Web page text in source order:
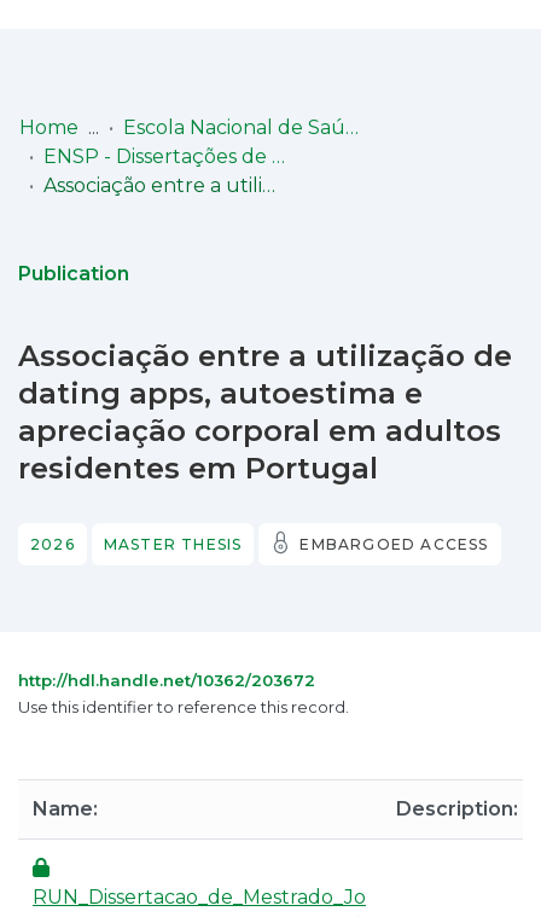
Communities
Statistics
Home
Escola Nacional de Saúde Pública (ENSP)
ENSP - Dissertações de Mestrado em Saúde Pública
Associação entre a utilização de dating apps, autoestima e apreciação corporal em adultos residentes em Portugal
Publication
Associação entre a utilização de
dating apps, autoestima e
apreciação corporal em adultos
residentes em Portugal
2026 MASTER THESIS EMBARGOED ACCESS
http://hdl.handle.net/10362/203672
Use this identifier to reference this record.
Name: Description:
RUN_Dissertacao_de_Mestrado_Jo